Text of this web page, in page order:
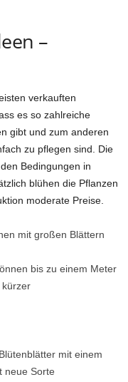
–
verkauften
es so zahlreiche
gibt und zum anderen
zu pflegen sind. Die
Bedingungen in
blühen die Pflanzen
moderate Preise.
mit großen Blättern
bis zu einem Meter
kürzer
mit einem
neue Sorte